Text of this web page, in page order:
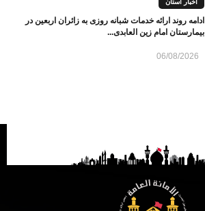
اخبار آستان
ادامه روند ارائه خدمات شبانه روزی به زائران اربعین در
بیمارستان امام زین العابدی...
06/08/2026